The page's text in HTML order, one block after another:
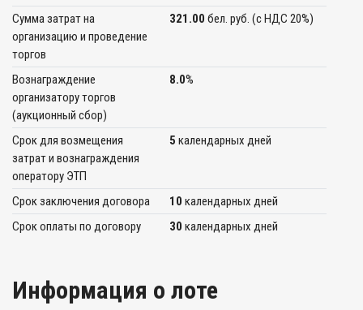
Сумма затрат на
организацию и проведение
торгов
321.00 бел. руб. (c НДС 20%)
Вознаграждение
организатору торгов
(аукционный сбор)
8.0%
Срок для возмещения
затрат и вознаграждения
оператору ЭТП
5 календарных дней
Срок заключения договора 10 календарных дней
Срок оплаты по договору
30 календарных дней
Информация о лоте